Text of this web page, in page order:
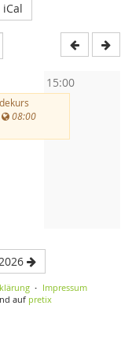
iCal
15:00
08:00
Impressum
auf pretix